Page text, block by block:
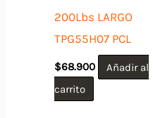
200Lbs LARGO
TPG55H07 PCL
$68.900
Añadir al
carrito